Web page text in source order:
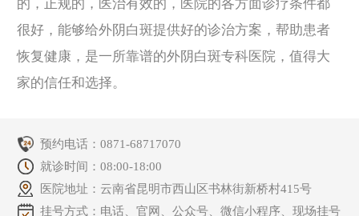
的，正规的，医治有效的，医院的各方面诊疗条件都
很好，能够给外阴白斑提供好的诊治方案，帮助患者
恢复健康，是一所靠谱的外阴白斑专科医院，值得大
家的信任和选择。
预约电话：0871-68717070
就诊时间：08:00-18:00
医院地址：云南省昆明市西山区书林街新桥村415号
挂号方式：电话、官网、公众号、微信小程序、现场挂号